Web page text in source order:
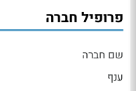
פרופיל חברה
שם חברה
ענף